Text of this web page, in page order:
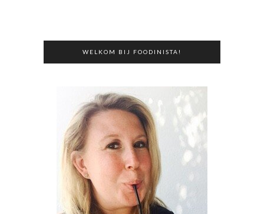
WELKOM BIJ FOODINISTA!